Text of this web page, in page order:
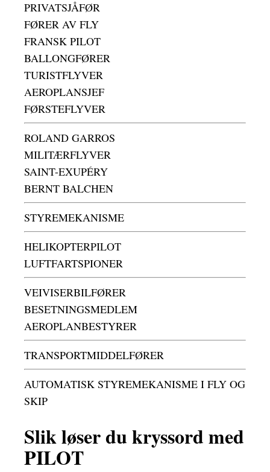
PRIVATSJÅFØR
FØRER AV FLY
FRANSK PILOT
BALLONGFØRER
TURISTFLYVER
AEROPLANSJEF
FØRSTEFLYVER
ROLAND GARROS
MILITÆRFLYVER
SAINT-EXUPÉRY
BERNT BALCHEN
STYREMEKANISME
HELIKOPTERPILOT
LUFTFARTSPIONER
VEIVISERBILFØRER
BESETNINGSMEDLEM
AEROPLANBESTYRER
TRANSPORTMIDDELFØRER
AUTOMATISK STYREMEKANISME I FLY OG
SKIP
Slik løser du kryssord med
PILOT